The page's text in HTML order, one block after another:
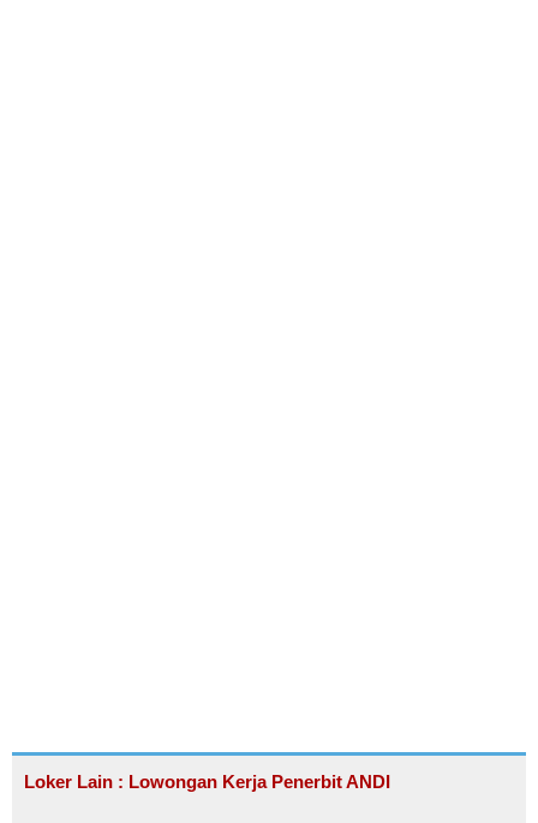
Loker Lain : Lowongan Kerja Penerbit ANDI